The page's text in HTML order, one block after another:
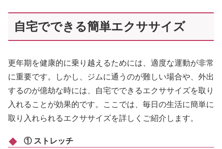
自宅でできる簡単エクササイズ
更年期を健康的に乗り越えるためには、適度な運動が非常
に重要です。しかし、ジムに通うのが難しい場合や、外出
するのが億劫な時には、自宅でできるエクササイズを取り
入れることが効果的です。ここでは、毎日の生活に簡単に
取り入れられるエクササイズを詳しくご紹介します。
① ストレッチ